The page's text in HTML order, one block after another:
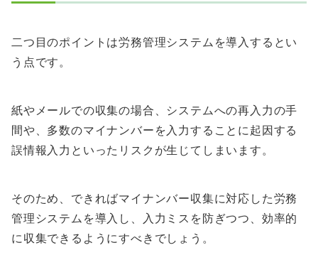
二つ目のポイントは労務管理システムを導入するとい
う点です。
紙やメールでの収集の場合、システムへの再入力の手
間や、多数のマイナンバーを入力することに起因する
誤情報入力といったリスクが生じてしまいます。
そのため、できればマイナンバー収集に対応した労務
管理システムを導入し、入力ミスを防ぎつつ、効率的
に収集できるようにすべきでしょう。